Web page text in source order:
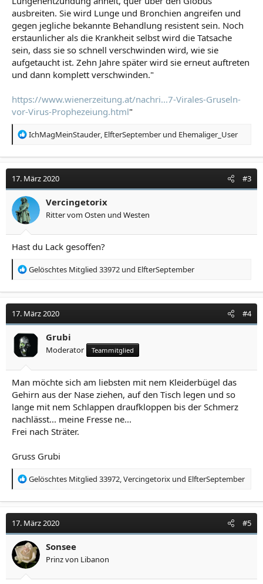
ausbreiten. Sie wird Lunge und Bronchien angreifen und
gegen jegliche bekannte Behandlung resistent sein. Noch
erstaunlicher als die Krankheit selbst wird die Tatsache
sein, dass sie so schnell verschwinden wird, wie sie
aufgetaucht ist. Zehn Jahre später wird sie erneut auftreten
und dann komplett verschwinden."
https://www.wienerzeitung.at/nachri...7-Virales-Gruseln-
vor-Virus-Prophezeiung.html"
R
a
t
i
o
n
e
IchMagMeinStauder ElfterSeptember und Ehemaliger_User
17. März 2020 #3
Vercingetorix
Ritter vom Osten und Westen
Hast du Lack gesoffen?
R
a
t
i
o
n
Gelöschtes Mitglied 33972 und ElfterSeptember
17. März 2020 #4
Grubi
Moderator Teammitglied
Man möchte sich am liebsten mit nem Kleiderbügel das
Gehirn aus der Nase ziehen, auf den Tisch legen und so
lange mit nem Schlappen draufkloppen bis der Schmerz
nachlässt... meine Fresse ne...
Frei nach Sträter.
Gruss Grubi
R
a
t
i
o
n
e
Gelöschtes Mitglied 33972 Vercingetorix und ElfterSeptember
17. März 2020 #5
Sonsee
Prinz von Libanon